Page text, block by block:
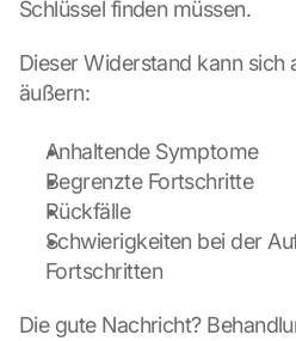
Schlüssel finden müssen.
Dieser Widerstand kann sich
äußern:
Anhaltende Symptome
Begrenzte Fortschritte
Rückfälle
Schwierigkeiten bei der
Fortschritten
Die gute Nachricht?